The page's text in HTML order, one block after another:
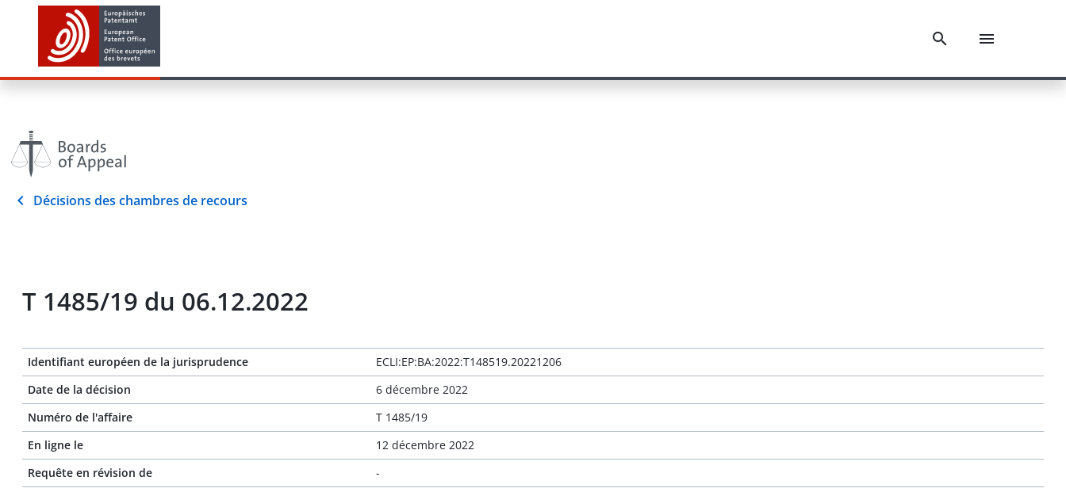
Décisions des chambres de recours
T 1485/19 du 06.12.2022
Identifiant européen de la jurisprudence
ECLI:EP:BA:2022:T148519.20221206
Date de la décision
6 décembre 2022
Numéro de l'affaire
T 1485/19
En ligne le
12 décembre 2022
Requête en révision de
-